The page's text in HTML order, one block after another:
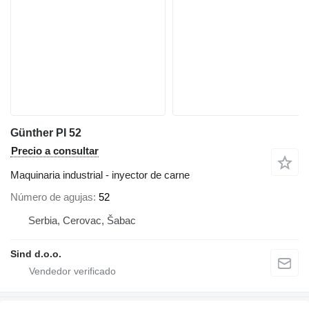
Günther PI 52
Precio a consultar
Maquinaria industrial - inyector de carne
Número de agujas 52
Serbia, Cerovac, Šabac
Sind d.o.o.